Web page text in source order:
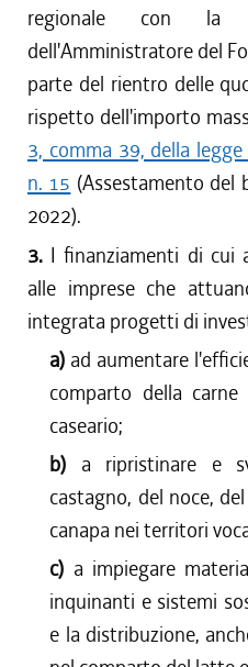
regionale con la
dell'Amministratore del
parte del rientro delle
rispetto dell'importo
3, comma 39, della
n. 15 (Assestamento del
2022).
3. I finanziamenti di cui
alle imprese che
integrata progetti di
a) ad aumentare
comparto della
caseario;
b) a ripristinare e
castagno, del noce,
canapa nei territori
c) a impiegare
inquinanti e sistemi
e la distribuzione,